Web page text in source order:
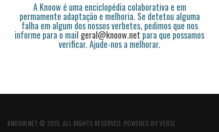
A Knoow é uma enciclopédia colaborativa e em
permamente adaptação e melhoria. Se detetou alguma
falha em algum dos nossos verbetes, pedimos que nos
informe para o mail geral@knoow.netpara que possamos
verificar. Ajude-nos a melhorar.
KNOOW.NET © 2015. ALL RIGHTS RESERVED. POWERED BYVERSE